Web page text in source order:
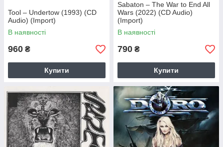
Tool – Undertow (1993) (CD
Audio) (Import)
В наявності
960 ₴
Купити
Sabaton – The War to End All
Wars (2022) (CD Audio)
(Import)
В наявності
790 ₴
Купити